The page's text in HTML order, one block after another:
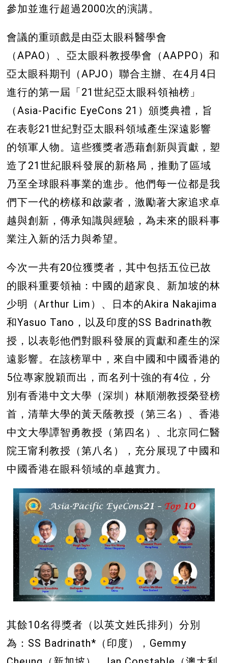
參加並進行超過2000次的演講。
會議的重頭戲是由亞太眼科醫學會
（APAO）、亞太眼科教授學會（AAPPO）和
亞太眼科期刊（APJO）聯合主辦、在4月4日
進行的第一屆「21世紀亞太眼科領袖榜」
（Asia-Pacific EyeCons 21）頒獎典禮，旨
在表彰21世紀對亞太眼科領域產生深遠影響
的領軍人物。這些獲獎者憑藉創新與貢獻，塑
造了21世紀眼科發展的新格局，推動了區域
乃至全球眼科事業的進步。他們每一位都是我
們下一代的榜樣和啟蒙者，激勵著大家追求卓
越與創新，傳承知識與經驗，為未來的眼科事
業注入新的活力與希望。
今次一共有20位獲獎者，其中包括五位已故
的眼科重要領袖：中國的趙家良、新加坡的林
少明（Arthur Lim）、日本的Akira Nakajima
和Yasuo Tano，以及印度的SS Badrinath教
授，以表彰他們對眼科發展的貢獻和產生的深
遠影響。在該榜單中，來自中國和中國香港的
5位專家脫穎而出，而名列十強的有4位，分
別有香港中文大學（深圳）林順潮教授榮登榜
首，清華大學的黃天蔭教授（第三名）、香港
中文大學譚智勇教授（第四名）、北京同仁醫
院王甯利教授（第八名），充分展現了中國和
中國香港在眼科領域的卓越實力。
其餘10名得獎者（以英文姓氏排列）分別
為：SS Badrinath*（印度），Gemmy